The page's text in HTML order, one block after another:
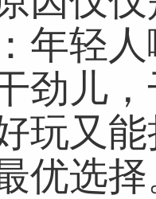
年轻
劲儿
玩又
优选